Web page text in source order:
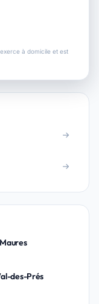
à domicile et est
des-Prés